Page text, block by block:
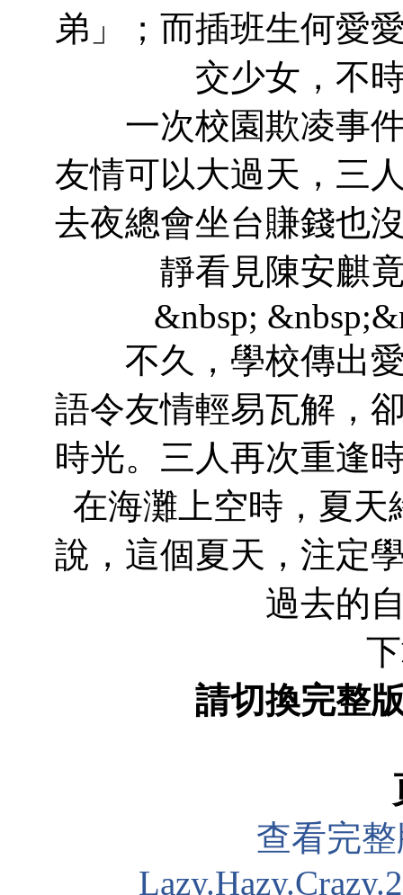
弟」；而插班生何愛
交少女，不
一次校園欺凌事件
友情可以大過天，三
去夜總會坐台賺錢也
靜看見陳安麒
&nbsp;
不久，學校傳出愛
語令友情輕易瓦解，
時光。三人再次重逢
在海灘上空時，夏
說，這個夏天，注定
過去的
請切換完整
查看完